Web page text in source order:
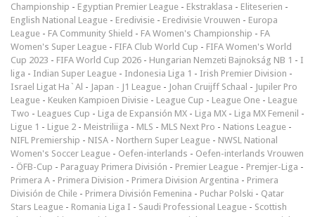
Championship - Egyptian Premier League - Ekstraklasa - Eliteserien -
English National League - Eredivisie - Eredivisie Vrouwen - Europa
League - FA Community Shield - FA Women's Championship - FA
Women's Super League - FIFA Club World Cup - FIFA Women's World
Cup 2023 - FIFA World Cup 2026 - Hungarian Nemzeti Bajnokság NB 1 - I
liga - Indian Super League - Indonesia Liga 1 - Irish Premier Division -
Israel Ligat Ha`Al - Japan - J1 League - Johan Cruijff Schaal - Jupiler Pro
League - Keuken Kampioen Divisie - League Cup - League One - League
Two - Leagues Cup - Liga de Expansión MX - Liga MX - Liga MX Femenil -
Ligue 1 - Ligue 2 - Meistriliiga - MLS - MLS Next Pro - Nations League -
NIFL Premiership - NISA - Northern Super League - NWSL National
Women's Soccer League - Oefen-interlands - Oefen-interlands Vrouwen
- ÖFB-Cup - Paraguay Primera División - Premier League - Premjer-Liga -
Primera A - Primera Division - Primera Division Argentina - Primera
División de Chile - Primera División Femenina - Puchar Polski - Qatar
Stars League - Romania Liga I - Saudi Professional League - Scottish